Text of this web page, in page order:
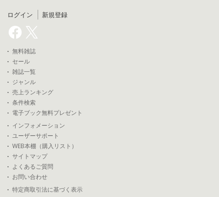
ログイン 新規登録
無料雑誌
セール
雑誌一覧
ジャンル
売上ランキング
条件検索
電子ブック無料プレゼント
インフォメーション
ユーザーサポート
WEB本棚（購入リスト）
サイトマップ
よくあるご質問
お問い合わせ
特定商取引法に基づく表示